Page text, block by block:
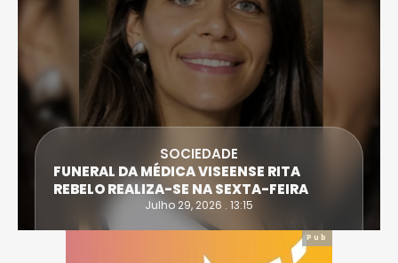
SOCIEDADE
FUNERAL DA MÉDICA VISEENSE RITA
REBELO REALIZA-SE NA SEXTA-FEIRA
Julho 29, 2026 . 13:15
Pub